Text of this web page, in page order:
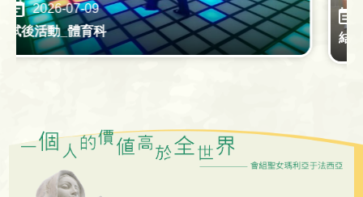
07-09
動_體育科
結業典禮